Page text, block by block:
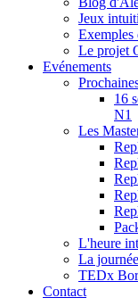
Jeux
Exemples
Le projet
Evénements
16
N1
Les
L'heure
La
TEDx
Contact